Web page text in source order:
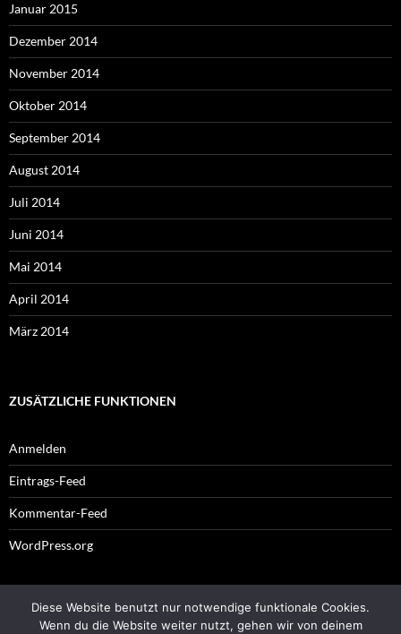
Januar 2015
Dezember 2014
November 2014
Oktober 2014
September 2014
August 2014
Juli 2014
Juni 2014
Mai 2014
April 2014
März 2014
ZUSÄTZLICHE FUNKTIONEN
Anmelden
Eintrags-Feed
Kommentar-Feed
WordPress.org
Impressum
Diese Website benutzt nur notwendige funktionale Cookies.
Wenn du die Website weiter nutzt, gehen wir von deinem